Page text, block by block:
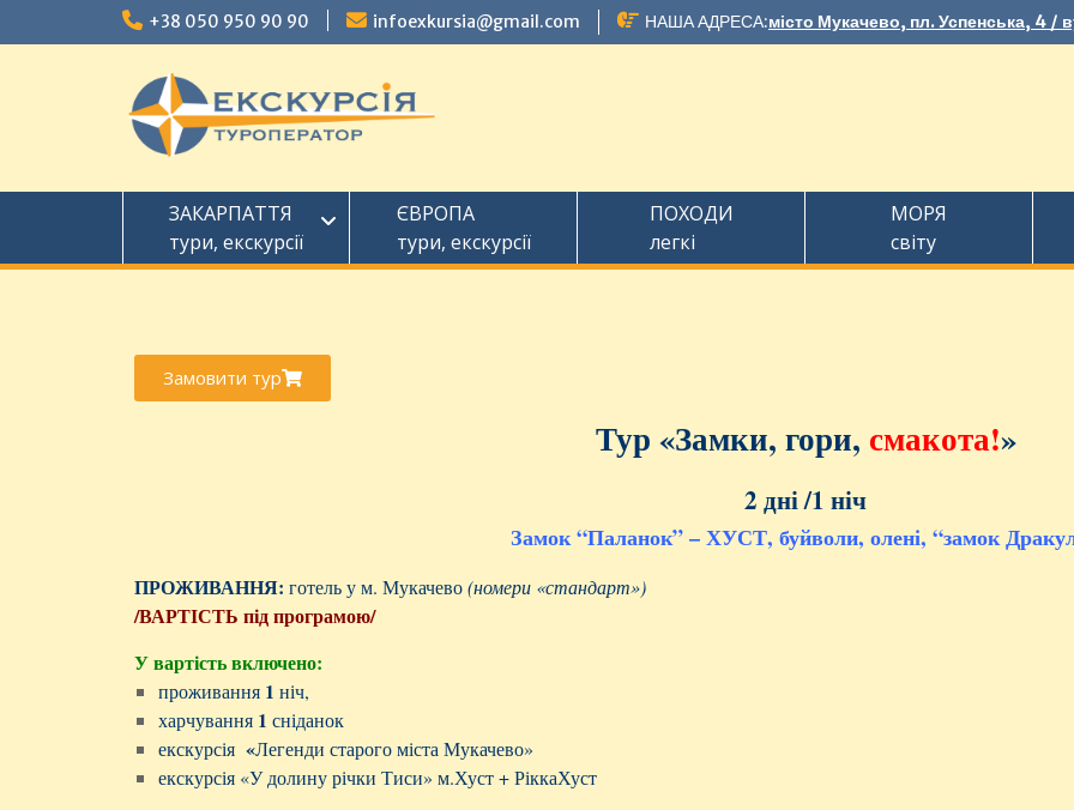
+38 050 950 90 90 infoexkursia@gmail.com НАША АДРЕСА:місто Мукачево, пл. Успенська, 4 /
ЗАКАРПАТТЯ
тури, екскурсії
ЄВРОПА
тури, екскурсії
ПОХОДИ
легкі
МОРЯ
світу
Замовити тур
Тур «Замки, гори, смакота!»
2 дні /1 ніч
Замок “Паланок” –ХУСТ, буйволи, олені, “замок
ПРОЖИВАННЯ: готель у м. Мукачево(номери «стандарт»)
/ВАРТІСТЬ під програмою/
У вартість включено:
проживання 1 ніч,
харчування 1 сніданок
екскурсія «Легенди старого міста Мукачево»
екскурсія «У долину річки Тиси» м.Хуст + РіккаХуст